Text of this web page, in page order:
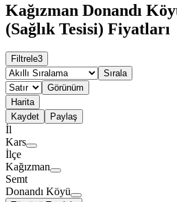
Kağızman Donandı
(Sağlık Tesisi) Fiyatları
Filtrele3
Sırala
Görünüm
Harita
Kaydet
Paylaş
İl
Kars
İlçe
Kağızman
Semt
Donandı Köyü